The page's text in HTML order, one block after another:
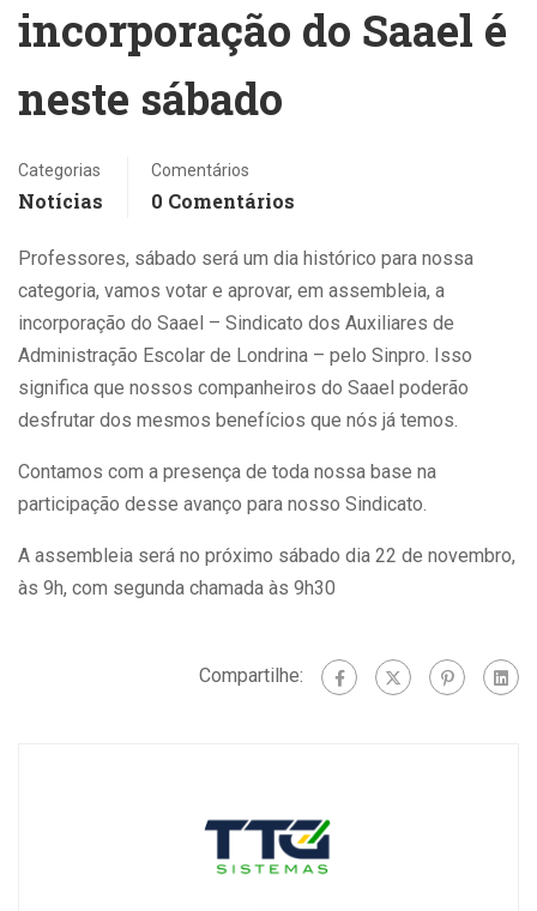
incorporação do Saael é
neste sábado
Categorias
Notícias
Comentários
0 Comentários
Professores, sábado será um dia histórico para nossa
categoria, vamos votar e aprovar, em assembleia, a
incorporação do Saael – Sindicato dos Auxiliares de
Administração Escolar de Londrina – pelo Sinpro. Isso
significa que nossos companheiros do Saael poderão
desfrutar dos mesmos benefícios que nós já temos.
Contamos com a presença de toda nossa base na
participação desse avanço para nosso Sindicato.
A assembleia será no próximo sábado dia 22 de novembro,
às 9h, com segunda chamada às 9h30
Compartilhe: